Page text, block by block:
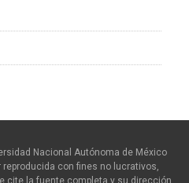
Nacional Autónoma de México
reproducida con fines no lucrativos,
cite la fuente completa y su dirección